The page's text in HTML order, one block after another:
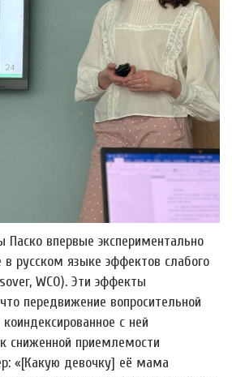
Паско впервые экспериментально
в русском языке эффектов слабого
WCO). Эти эффекты
передвижение вопросительной
с ней
сниженной приемлемости
«[Какую девочку] её мама